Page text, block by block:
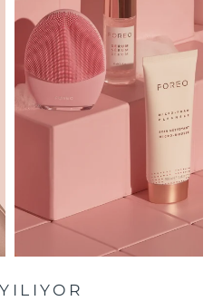
Tahmini teslim tarihi
Tahmini teslim tarihi 8/20/26
Tahmini teslim tarihi 8/13/26
Tahmini teslim tarihi8/12/26
Tahmini teslim tarihi8/12/26
Tahmini teslim tarihi